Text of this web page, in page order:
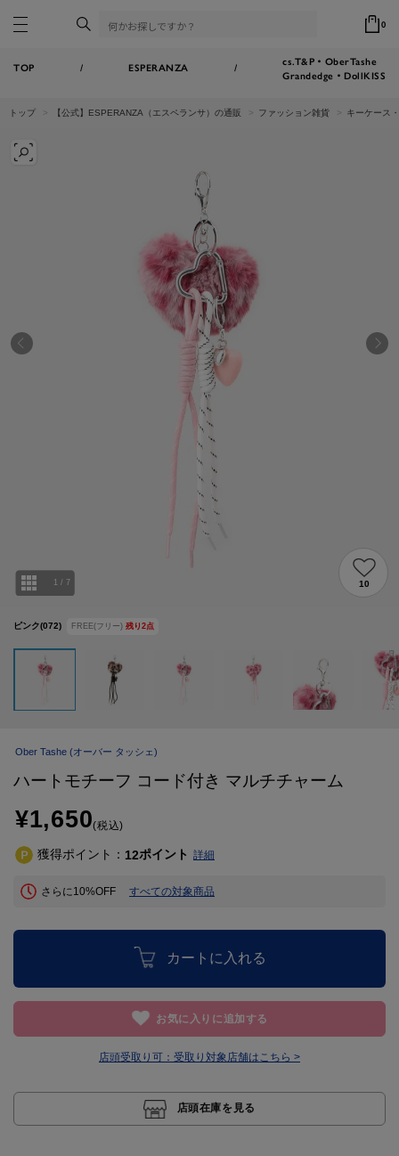
0
TOP / ESPERANZA /
cs.T&P・OberTashe
Grandedge・DollKISS
トップ 【公式】ESPERANZA（エスペランサ）の通販 ファッション雑貨 キーケース
ピンク(072) FREE(フリー) 残り 2点
1 / 7 10
Ober Tashe (オーバー タッシェ)
ハートモチーフ コード付き マルチチャーム
¥1,650(税込)
獲得ポイント： 12ポイント 詳細
さらに10%OFF すべての対象商品
カートに入れる
お気に入りに追加する
店頭受取り可： 受取り対象店舗はこちら >
店頭在庫を見る